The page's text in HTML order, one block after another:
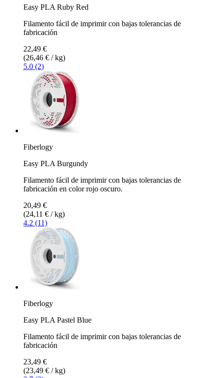
Easy PLA Ruby Red
Filamento fácil de imprimir con bajas tolerancias de
fabricación
22,49 €
(26,46 € / kg)
5.0 (2)
Fiberlogy
Easy PLA Burgundy
Filamento fácil de imprimir con bajas tolerancias de
fabricación en color rojo oscuro.
20,49 €
(24,11 € / kg)
4.2 (11)
Fiberlogy
Easy PLA Pastel Blue
Filamento fácil de imprimir con bajas tolerancias de
fabricación
23,49 €
(23,49 € / kg)